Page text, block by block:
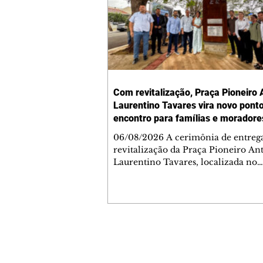
Com revitalização, Praça Pioneiro
Laurentino Tavares vira novo
encontro para famílias e
06/08/2026 A cerimônia de
revitalização da Praça Pioneiro
Laurentino Tavares, localizada no